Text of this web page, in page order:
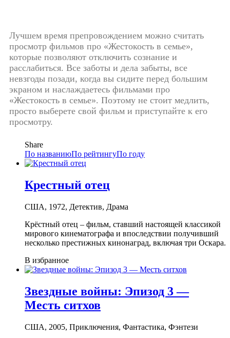
Лучшем время препровождением можно считать
просмотр фильмов про «Жестокость в семье»,
которые позволяют отключить сознание и
расслабиться. Все заботы и дела забыты, все
невзгоды позади, когда вы сидите перед большим
экраном и наслаждаетесь фильмами про
«Жестокость в семье». Поэтому не стоит медлить,
просто выберете свой фильм и приступайте к его
просмотру.
Share
По названиюПо рейтингуПо году
Крестный отец
США, 1972, Детектив, Драма
Крёстный отец – фильм, ставший настоящей классикой
мирового кинематографа и впоследствии получивший
несколько престижных кинонаград, включая три Оскара.
В избранное
Звездные войны: Эпизод 3 —
Месть ситхов
США, 2005, Приключения, Фантастика, Фэнтези